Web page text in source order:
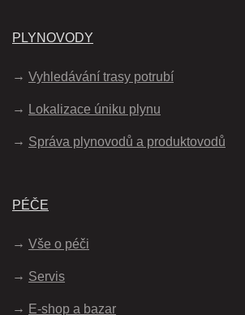
PLYNOVODY
Vyhledávání trasy potrubí
Lokalizace úniku plynu
Správa plynovodů a produktovodů
PÉČE
Vše o péči
Servis
E-shop a bazar